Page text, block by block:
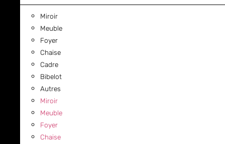
Miroir
Meuble
Foyer
Chaise
Cadre
Bibelot
Autres
Miroir
Meuble
Foyer
Chaise